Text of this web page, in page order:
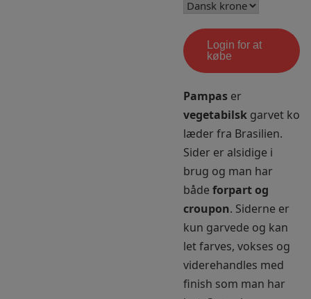
Login for at
købe
Pampas er
vegetabilsk garvet ko
læder fra Brasilien.
Sider er alsidige i
brug og man har
både forpart og
croupon. Siderne er
kun garvede og kan
let farves, vokses og
viderehandles med
finish som man har